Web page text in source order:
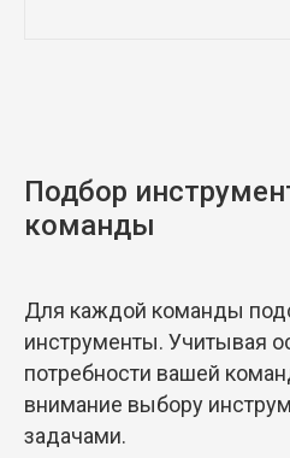
Подбор
команды
Для каждой команды
инструменты. Учитывая
потребности вашей
внимание выбору
задачами.